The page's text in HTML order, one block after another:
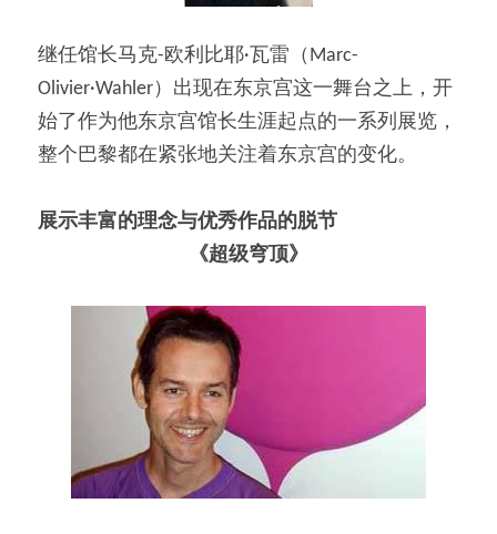
继任馆长马克-欧利比耶·瓦雷（Marc-
Olivier·Wahler）出现在东京宫这一舞台之上，开
始了作为他东京宫馆长生涯起点的一系列展览，
整个巴黎都在紧张地关注着东京宫的变化。
展示丰富的理念与优秀作品的脱节
《超级穹顶》